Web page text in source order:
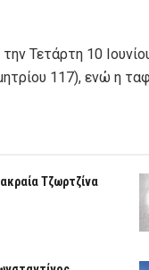
Τετάρτη 10
117), ενώ η
Τζωρτζίνα